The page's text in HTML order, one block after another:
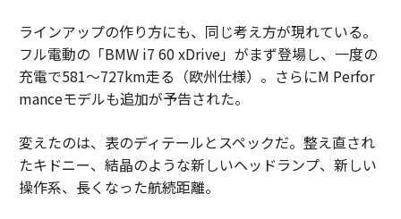
ラインアップの作り方にも、同じ考え方が現れている。
フル電動の「BMW i7 60 xDrive」がまず登場し、一度の
充電で581〜727km走る（欧州仕様）。さらにM Perfor
manceモデルも追加が予告された。
変えたのは、表のディテールとスペックだ。整え直され
たキドニー、結晶のような新しいヘッドランプ、新しい
操作系、長くなった航続距離。